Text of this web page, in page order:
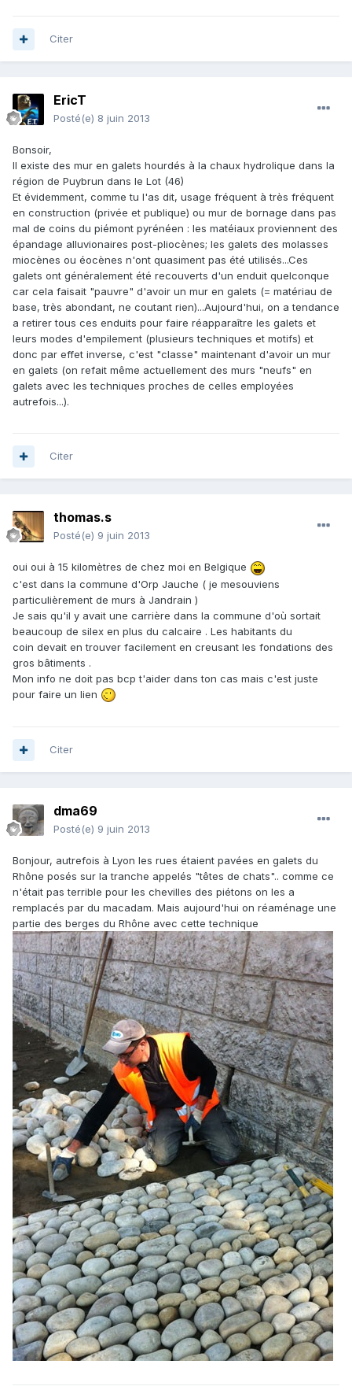
Citer
EricT
Posté(e) 8 juin 2013
Bonsoir,
Il existe des mur en galets hourdés à la chaux hydrolique dans la
région de Puybrun dans le Lot (46)
Et évidemment, comme tu l'as dit, usage fréquent à très fréquent
en construction (privée et publique) ou mur de bornage dans pas
mal de coins du piémont pyrénéen : les matéiaux proviennent des
épandage alluvionaires post-pliocènes; les galets des molasses
miocènes ou éocènes n'ont quasiment pas été utilisés...Ces
galets ont généralement été recouverts d'un enduit quelconque
car cela faisait "pauvre" d'avoir un mur en galets (= matériau de
base, très abondant, ne coutant rien)...Aujourd'hui, on a tendance
a retirer tous ces enduits pour faire réapparaître les galets et
leurs modes d'empilement (plusieurs techniques et motifs) et
donc par effet inverse, c'est "classe" maintenant d'avoir un mur
en galets (on refait même actuellement des murs "neufs" en
galets avec les techniques proches de celles employées
autrefois...).
Citer
thomas.s
Posté(e) 9 juin 2013
oui oui à 15 kilomètres de chez moi en Belgique
c'est dans la commune d'Orp Jauche ( je mesouviens
particulièrement de murs à Jandrain )
Je sais qu'il y avait une carrière dans la commune d'où sortait
beaucoup de silex en plus du calcaire . Les habitants du
coin devait en trouver facilement en creusant les fondations des
gros bâtiments .
Mon info ne doit pas bcp t'aider dans ton cas mais c'est juste
pour faire un lien
Citer
dma69
Posté(e) 9 juin 2013
Bonjour, autrefois à Lyon les rues étaient pavées en galets du
Rhône posés sur la tranche appelés "têtes de chats".. comme ce
n'était pas terrible pour les chevilles des piétons on les a
remplacés par du macadam. Mais aujourd'hui on réaménage une
partie des berges du Rhône avec cette technique